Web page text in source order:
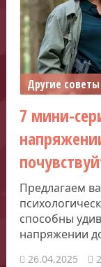
Другие советы
7 мини-
Предлагаем
способны
напряжении
26.04.2025